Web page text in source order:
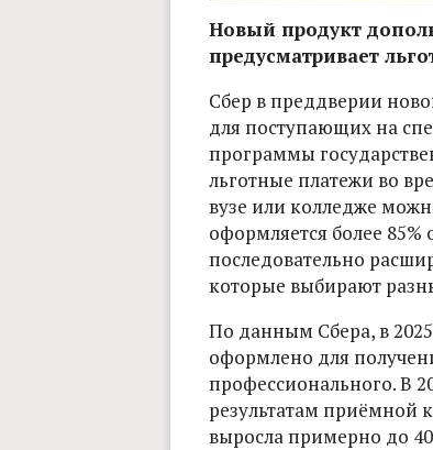
Новый продукт
предусматривает
Сбер в преддверии
для поступающих на
программы
льготные платежи во
вузе или колледже
оформляется более 85%
последовательно
которые выбирают
По данным Сбера, в
оформлено для
профессионального. В
результатам приёмной
выросла примерно до